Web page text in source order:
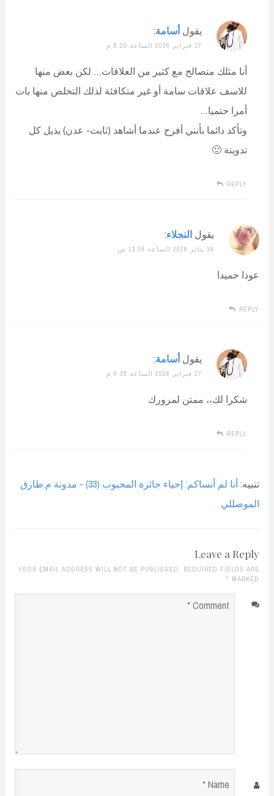
يقول أسامة:
17 فبراير 2026 الساعة 8:20 م
أنا مثلك متصالح مع كثير من العلاقات… لكن بعض منها
للاسف علاقات سامة أو غير متكافئة لذلك التخلص منها بات
أمرا حتميا…
وتأكد دائما بأنني أفرح عندما أشاهد (ثابت- عدن) يذيل كل
تدوينة 🙂
REPLY
يقول النجلاء:
18 يناير 2026 الساعة 11:39 ص
عودا حميدا
REPLY
يقول أسامة:
17 فبراير 2026 الساعة 8:18 م
شكرا لك،، ممتن لمرورك
REPLY
تنبيه:
أنا لم أنساكم: إحياء جائزة المحبوب (33) - مدونة م.طارق
الموصللي
Leave a Reply
YOUR EMAIL ADDRESS WILL NOT BE PUBLISHED. REQUIRED FIELDS ARE
MARKED
*
Comment
Name